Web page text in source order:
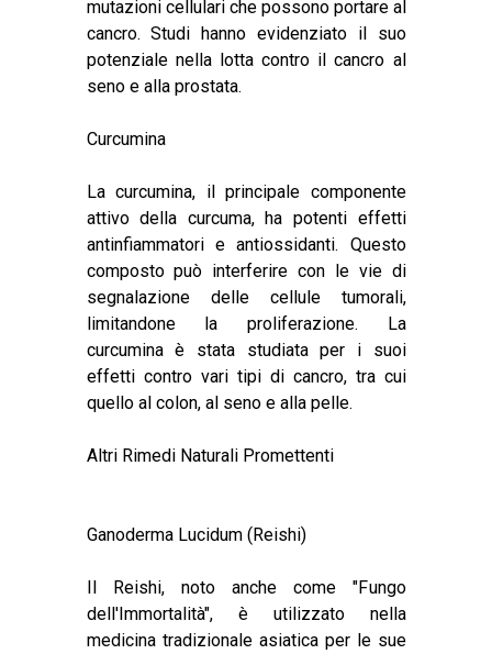
mutazioni cellulari che possono portare al
cancro. Studi hanno evidenziato il suo
potenziale nella lotta contro il cancro al
seno e alla prostata.
Curcumina
La curcumina, il principale componente
attivo della curcuma, ha potenti effetti
antinfiammatori e antiossidanti. Questo
composto può interferire con le vie di
segnalazione delle cellule tumorali,
limitandone la proliferazione. La
curcumina è stata studiata per i suoi
effetti contro vari tipi di cancro, tra cui
quello al colon, al seno e alla pelle.
Altri Rimedi Naturali Promettenti
Ganoderma Lucidum (Reishi)
Il Reishi, noto anche come "Fungo
dell'Immortalità", è utilizzato nella
medicina tradizionale asiatica per le sue